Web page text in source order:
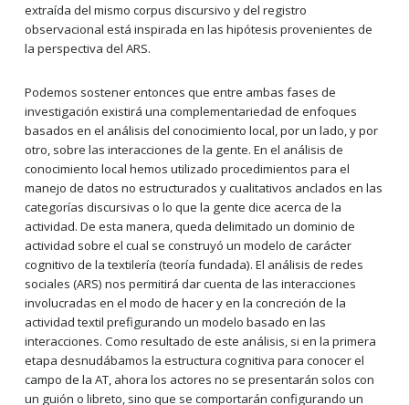
extraída del mismo corpus discursivo y del registro
observacional está inspirada en las hipótesis provenientes de
la perspectiva del ARS.
Podemos sostener entonces que entre ambas fases de
investigación existirá una complementariedad de enfoques
basados en el análisis del conocimiento local, por un lado, y por
otro, sobre las interacciones de la gente. En el análisis de
conocimiento local hemos utilizado procedimientos para el
manejo de datos no estructurados y cualitativos anclados en las
categorías discursivas o lo que la gente dice acerca de la
actividad. De esta manera, queda delimitado un dominio de
actividad sobre el cual se construyó un modelo de carácter
cognitivo de la textilería (teoría fundada). El análisis de redes
sociales (ARS) nos permitirá dar cuenta de las interacciones
involucradas en el modo de hacer y en la concreción de la
actividad textil prefigurando un modelo basado en las
interacciones. Como resultado de este análisis, si en la primera
etapa desnudábamos la estructura cognitiva para conocer el
campo de la AT, ahora los actores no se presentarán solos con
un guión o libreto, sino que se comportarán configurando un